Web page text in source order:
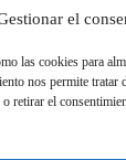
el
las cookies para
nos permite tratar
retirar el
Si la
hay que